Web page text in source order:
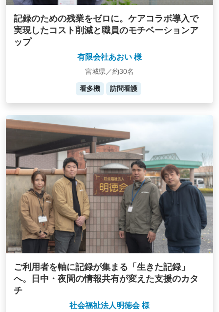
記録のための残業をゼロに。ケアコラボ導入で
実現したコスト削減と職員のモチベーションア
ップ
有限会社あおい 様
宮城県／約30名
看多機 訪問看護
ご利用者を軸に記録が集まる「生きた記録」
へ。日中・夜間の情報共有が変えた支援のカタ
チ
社会福祉法人明徳会 様